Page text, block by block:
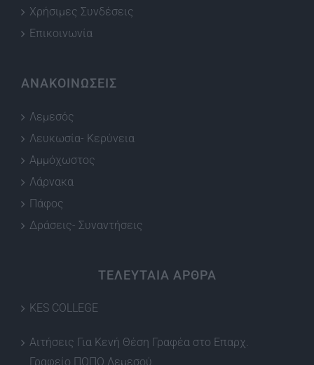
Χρήσιμες Συνδέσεις
Επικοινωνία
ΑΝΑΚΟΙΝΩΣΕΙΣ
Λεμεσός
Λευκωσία- Κερύνεια
Αμμόχωστος
Λάρνακα
Πάφος
Δράσεις- Συναντήσεις
ΤΕΛΕΥΤΑΙΑ ΑΡΘΡΑ
KES COLLEGE
Αιτήσεις Για Κενή Θέση Γραφέα στο Επαρχ.
Γραφείο ΠΟΠΟ Λεμεσού